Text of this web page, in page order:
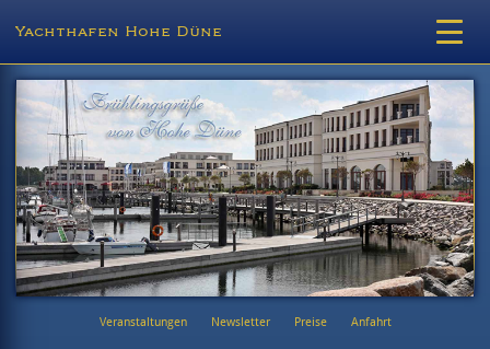
Yachthafen Hohe Düne
Veranstaltungen Newsletter Preise Anfahrt